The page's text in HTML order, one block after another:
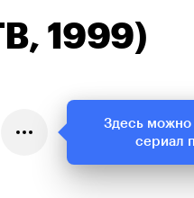
1999)
Здесь можно
сериал